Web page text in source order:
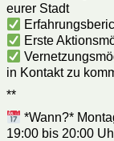
eurer Stadt
Erste
in Kontakt zu
**
*Wann?*
19:00 bis 20:00